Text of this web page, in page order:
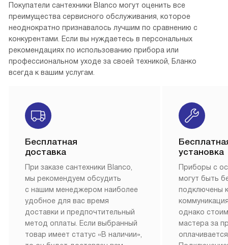
Покупатели сантехники Blanco могут оценить все
преимущества сервисного обслуживания, которое
неоднократно признавалось лучшим по сравнению с
конкурентами. Если вы нуждаетесь в персональных
рекомендациях по использованию прибора или
профессиональном уходе за своей техникой, Бланко
всегда к вашим услугам.
Бесплатная
доставка
При заказе сантехники Blanco,
мы рекомендуем обсудить
с нашим менеджером наиболее
удобное для вас время
доставки и предпочтительный
метод оплаты. Если выбранный
товар имеет статус «В наличии»,
установка
Приборы с
могут быть
подключены
однако
мастера за